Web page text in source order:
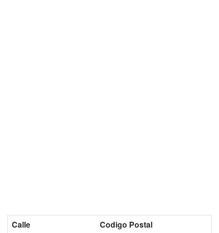
Calle Codigo Postal